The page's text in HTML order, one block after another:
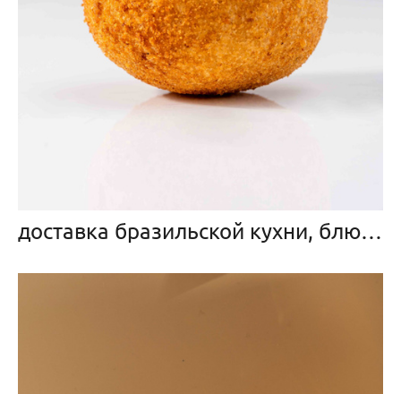
доставка бразильской кухни, блюдо кохинха